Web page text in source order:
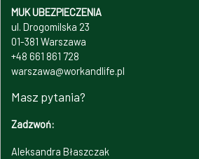
MUK UBEZPIECZENIA
ul. Drogomilska 23
01-381 Warszawa
+48 661 861 728
warszawa@workandlife.pl
Masz pytania?
Zadzwoń:
Aleksandra Błaszczak